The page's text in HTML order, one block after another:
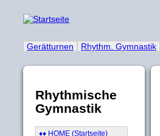
Gerätturnen Rhythm. Gymnastik
Rhythmische
Gymnastik
♦♦ HOME (Startseite)